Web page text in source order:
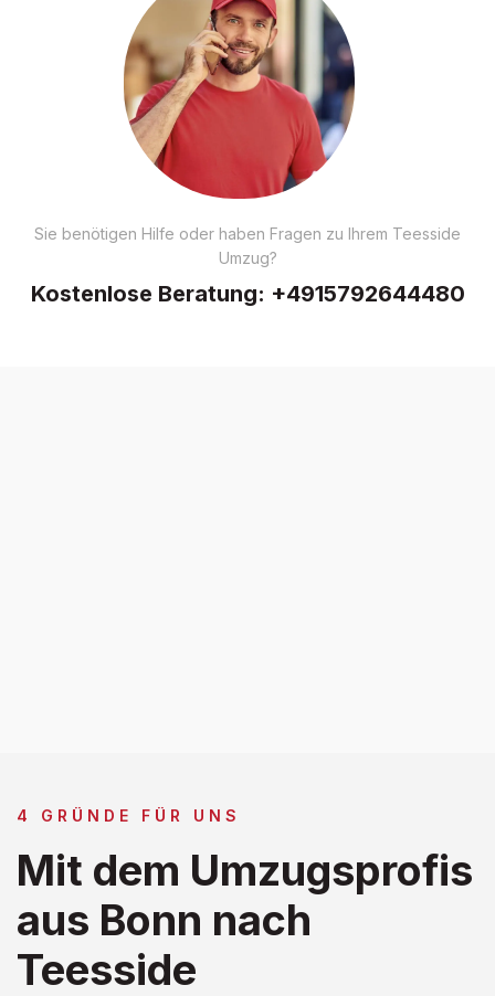
Sie benötigen Hilfe oder haben Fragen zu Ihrem Teesside
Umzug?
Kostenlose Beratung: +4915792644480
4 GRÜNDE FÜR UNS
Mit dem Umzugsprofis
aus Bonn nach
Teesside